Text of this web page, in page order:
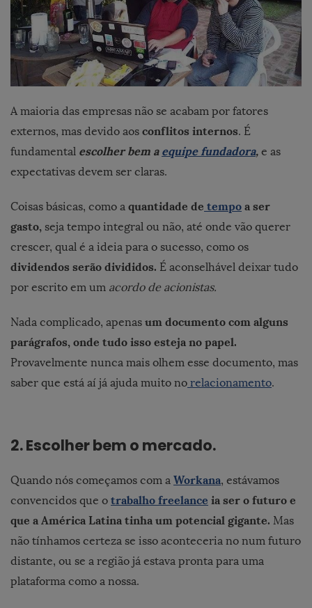
A maioria das empresas não se acabam por fatores
externos, mas devido aos conflitos internos. É
fundamental escolher bem a equipe fundadora, e as
expectativas devem ser claras.
Coisas básicas, como a quantidade de tempo a ser
gasto, seja tempo integral ou não, até onde vão querer
crescer, qual é a ideia para o sucesso, como os
dividendos serão divididos. É aconselhável deixar tudo
por escrito em um acordo de acionistas.
Nada complicado, apenas um documento com alguns
parágrafos, onde tudo isso esteja no papel.
Provavelmente nunca mais olhem esse documento, mas
saber que está aí já ajuda muito no relacionamento.
2.Escolher bem o mercado.
Quando nós começamos com a Workana, estávamos
convencidos que o trabalho freelance ia ser o futuro e
que a América Latina tinha um potencial gigante. Mas
não tínhamos certeza se isso aconteceria no num futuro
distante, ou se a região já estava pronta para uma
plataforma como a nossa.